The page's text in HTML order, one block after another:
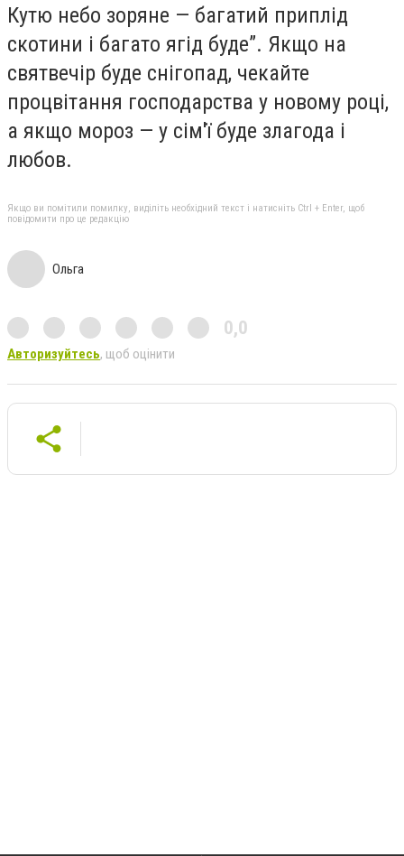
Кутю небо зоряне — багатий приплід
скотини і багато ягід буде”. Якщо на
святвечір буде снігопад, чекайте
процвітання господарства у новому році,
а якщо мороз — у сім'ї буде злагода і
любов.
Якщо ви помітили помилку, виділіть необхідний текст і натисніть Ctrl + Enter, щоб
повідомити про це редакцію
Ольга
0,0
Авторизуйтесь, щоб оцінити